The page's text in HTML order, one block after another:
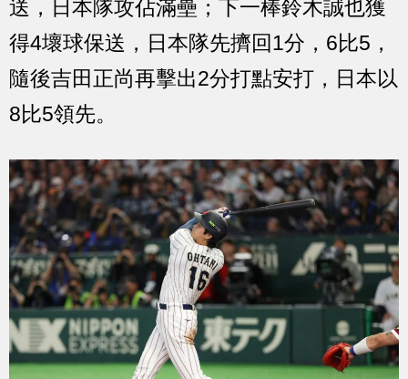
送，日本隊攻佔滿壘；下一棒鈴木誠也獲
得4壞球保送，日本隊先擠回1分，6比5，
隨後吉田正尚再擊出2分打點安打，日本以
8比5領先。